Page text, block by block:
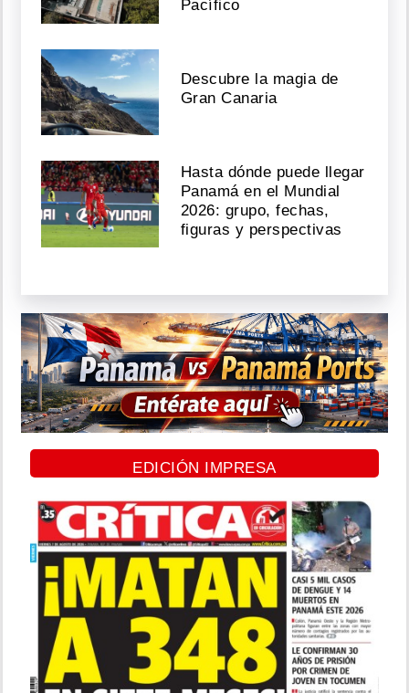
Pacífico
Descubre la magia de
Gran Canaria
Hasta dónde puede llegar
Panamá en el Mundial
2026: grupo, fechas,
figuras y perspectivas
EDICIÓN IMPRESA